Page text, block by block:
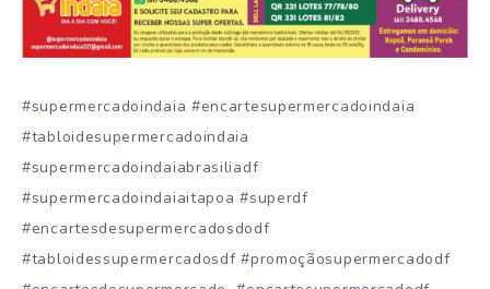
#supermercadoindaia #encartesupermercadoindaia
#tabloidesupermercadoindaia
#supermercadoindaiabrasiliadf
#supermercadoindaiaitapoa #superdf
#encartesdesupermercadosdodf
#tabloidessupermercadosdf #promoçãosupermercadodf